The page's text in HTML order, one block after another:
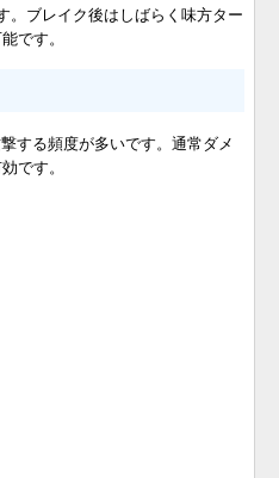
。ブレイク後はしばらく味方ター
です。
する頻度が多いです。通常ダメ
です。